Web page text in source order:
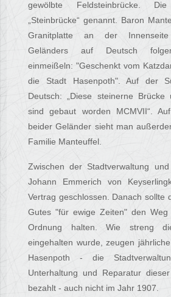
gewölbte Feldsteinbrücke.
„Steinbrücke“ genannt. Baron
Granitplatte an der
Geländers auf Deutsch
einmeißeln: "Geschenkt vom
die Stadt Hasenpoth". Auf der
Deutsch: „Diese steinerne
sind gebaut worden MCMVII“.
beider Geländer sieht man
Familie Manteuffel.
Zwischen der Stadtverwaltung
Johann Emmerich von
Vertrag geschlossen. Danach sollte
Gutes "für ewige Zeiten" den
Ordnung halten. Wie streng
eingehalten wurde, zeugen
Hasenpoth - die
Unterhaltung und Reparatur
bezahlt - auch nicht im Jahr 1907.